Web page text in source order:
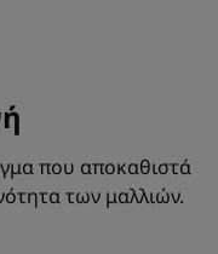
ένα με την τρίχα
ΣΧΕΔΙΑΣΜΌΣ
που αποκαθιστά
των μαλλιών.